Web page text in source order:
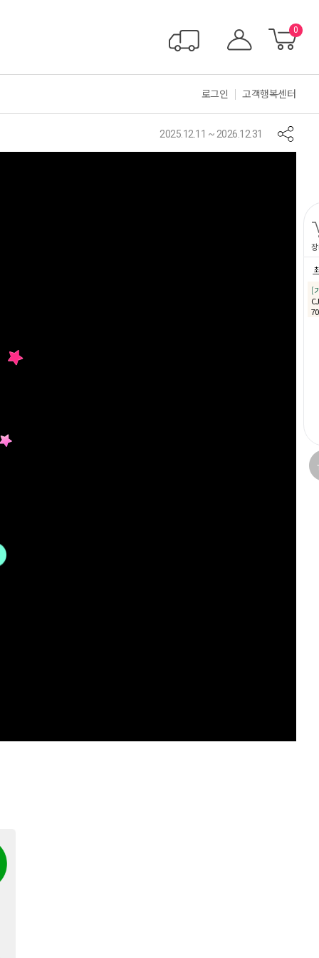
0
로그인 고객행복센터
2025.12.11 ~ 2026.12.31
[